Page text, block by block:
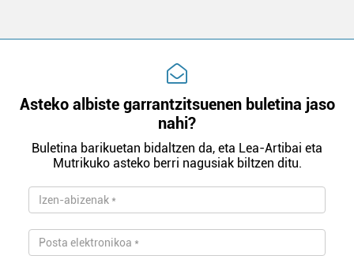
Asteko albiste garrantzitsuenen buletina jaso
nahi?
Buletina barikuetan bidaltzen da, eta Lea-Artibai eta
Mutrikuko asteko berri nagusiak biltzen ditu.